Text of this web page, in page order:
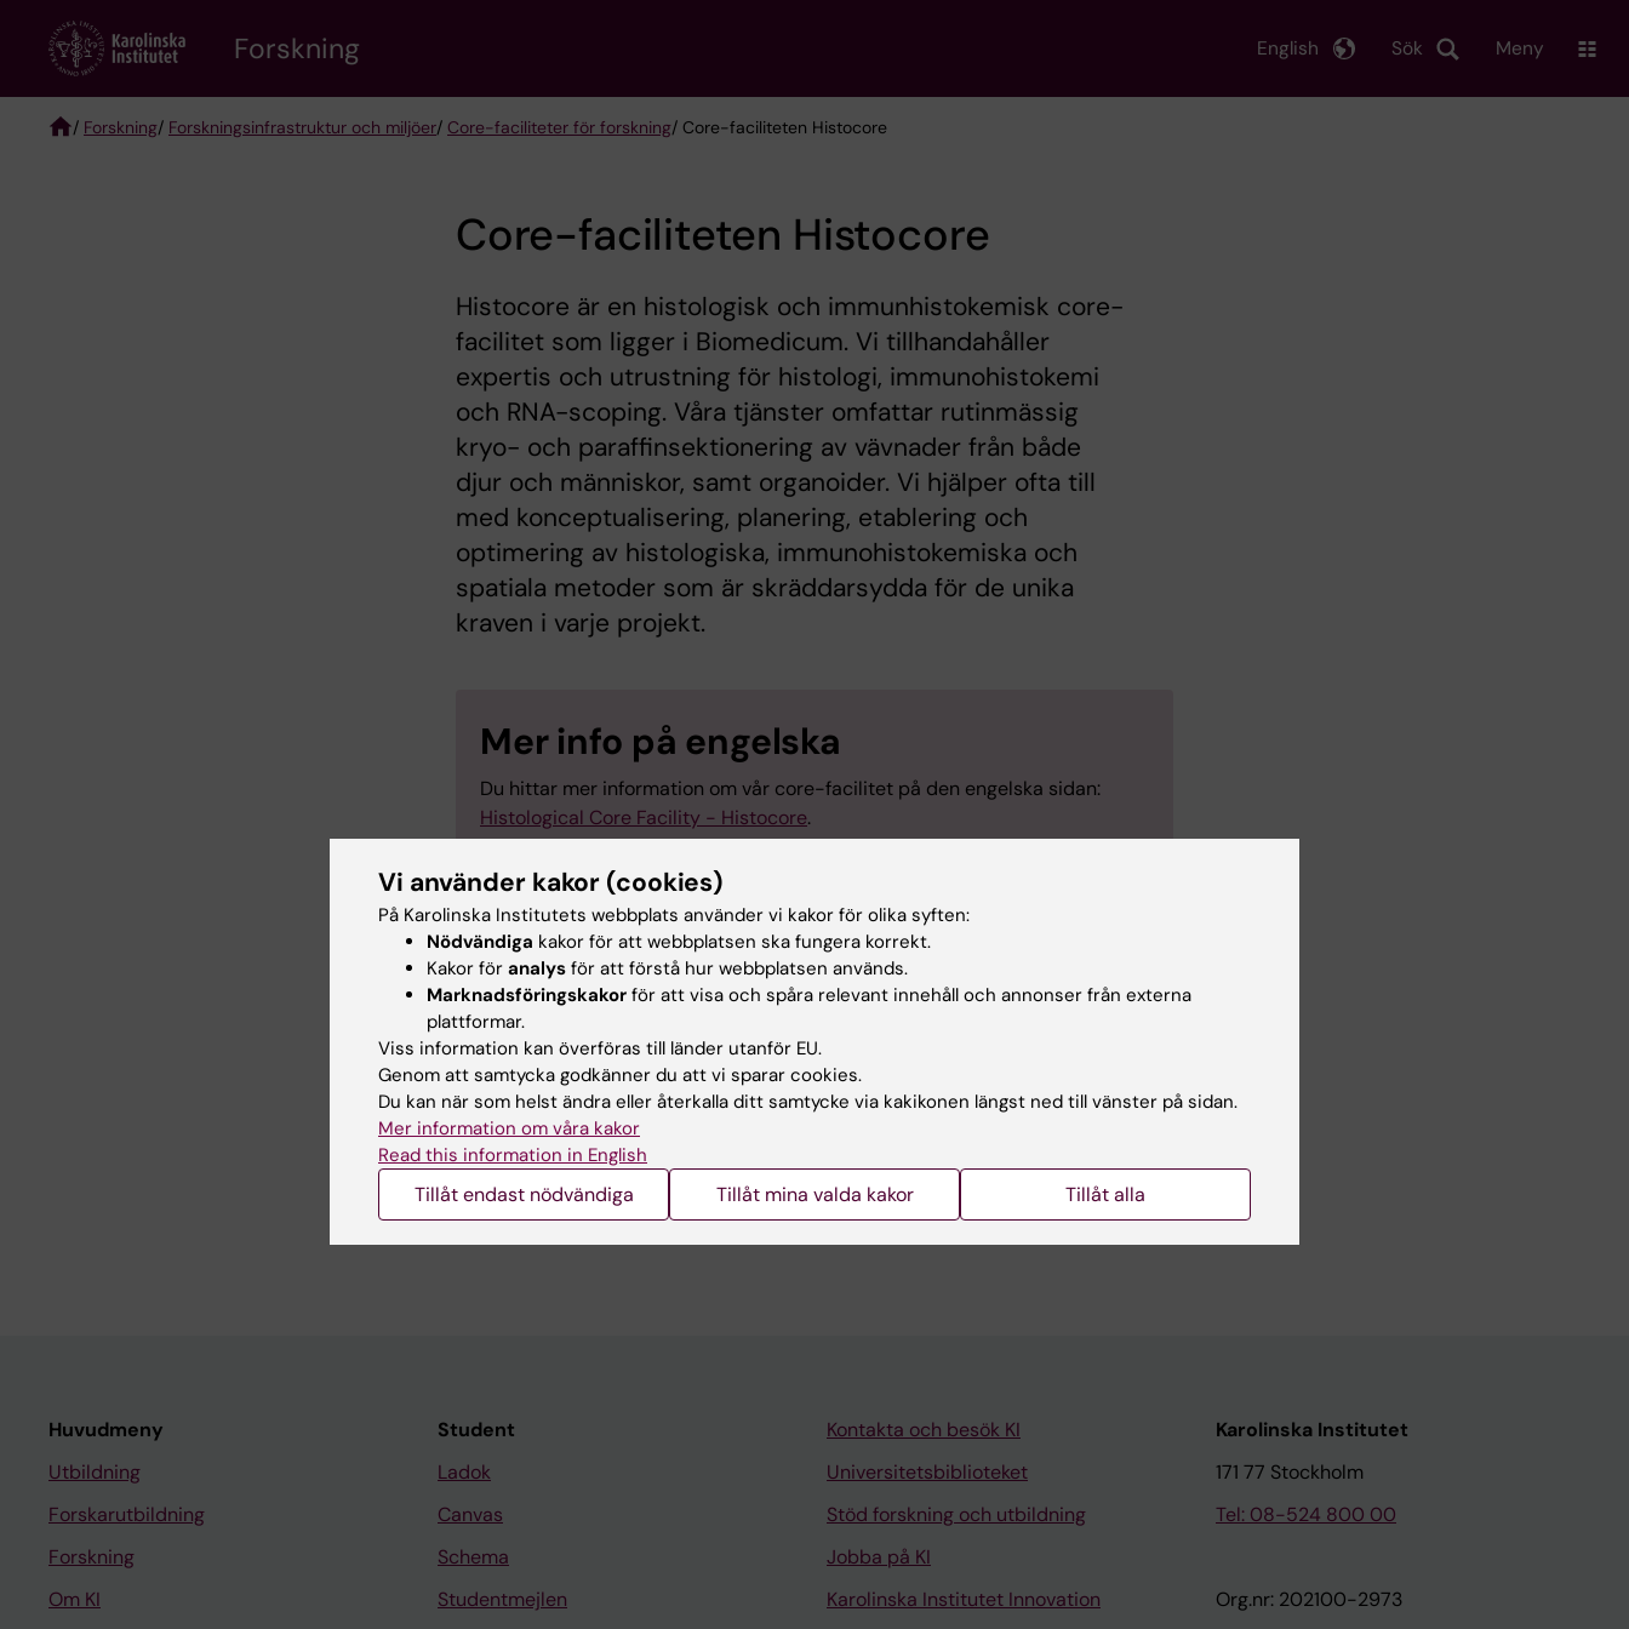
content
Forskning Sök
English Meny
/ Forskning/ Forskningsinfrastruktur och miljöer/ Core-faciliteter för forskning/ Core-faciliteten Histocore
Core-faciliteten Histocore
Histocore är en histologisk och immunhistokemisk core-
facilitet som ligger i Biomedicum. Vi tillhandahåller
expertis och utrustning för histologi, immunohistokemi
och RNA-scoping. Våra tjänster omfattar rutinmässig
kryo- och paraffinsektionering av vävnader från både
djur och människor, samt organoider. Vi hjälper ofta till
med konceptualisering, planering, etablering och
optimering av histologiska, immunohistokemiska och
spatiala metoder som är skräddarsydda för de unika
kraven i varje projekt.
Mer info på engelska
Du hittar mer information om vår core-facilitet på den engelska sidan:
Histological Core Facility - Histocore.
Hade du nytta av informationen på denna sida?
Innehållsgranskare:
Camilla Svensson
Sidan uppdaterad:2025-07-15
Dela
Huvudmeny
Utbildning
Forskarutbildning
Forskning
Om KI
Student
Ladok
Canvas
Schema
Studentmejlen
Kontakta och besök KI
Universitetsbiblioteket
Stöd forskning och utbildning
Jobba på KI
Karolinska Institutet Innovation
Karolinska Institutet
171 77 Stockholm
Tel: 08-524 800 00
Org.nr: 202100-2973
Vi använder kakor (cookies)
På Karolinska Institutets webbplats använder vi kakor för olika syften:
Nödvändiga kakor för att webbplatsen ska fungera korrekt.
Kakor för analys för att förstå hur webbplatsen används.
Marknadsföringskakor för att visa och spåra relevant innehåll och annonser från externa
plattformar.
Viss information kan överföras till länder utanför EU.
Genom att samtycka godkänner du att vi sparar cookies.
Du kan när som helst ändra eller återkalla ditt samtycke via kakikonen längst ned till vänster på sidan.
Mer information om våra kakor
Read this information in English
Tillåt endast nödvändiga Tillåt mina valda kakor Tillåt alla